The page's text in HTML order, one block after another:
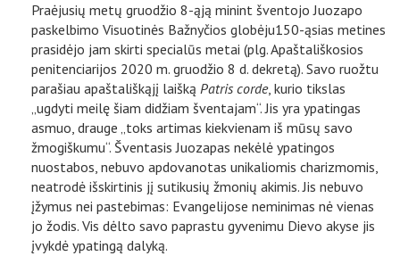
Praėjusių metų gruodžio 8-ąją minint šventojo Juozapo
paskelbimo Visuotinės Bažnyčios globėju150-ąsias metines
prasidėjo jam skirti specialūs metai (plg. Apaštališkosios
penitenciarijos 2020 m. gruodžio 8 d. dekretą). Savo ruožtu
parašiau apaštališkąjį laišką Patris corde, kurio tikslas
„ugdyti meilę šiam didžiam šventajam“. Jis yra ypatingas
asmuo, drauge „toks artimas kiekvienam iš mūsų savo
žmogiškumu“. Šventasis Juozapas nekėlė ypatingos
nuostabos, nebuvo apdovanotas unikaliomis charizmomis,
neatrodė išskirtinis jį sutikusių žmonių akimis. Jis nebuvo
įžymus nei pastebimas: Evangelijose neminimas nė vienas
jo žodis. Vis dėlto savo paprastu gyvenimu Dievo akyse jis
įvykdė ypatingą dalyką.